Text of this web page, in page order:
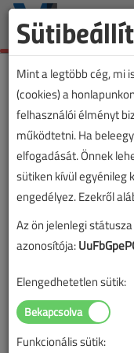
Mint a legtöbb cég, mi
(cookies) a
felhasználói élményt
működtetni. Ha
elfogadását. Önnek
sütiken kívül egyénileg
engedélyez. Ezekről
Az ön jelenlegi
azonosítója:
Elengedhetetlen sütik:
Funkcionális sütik: